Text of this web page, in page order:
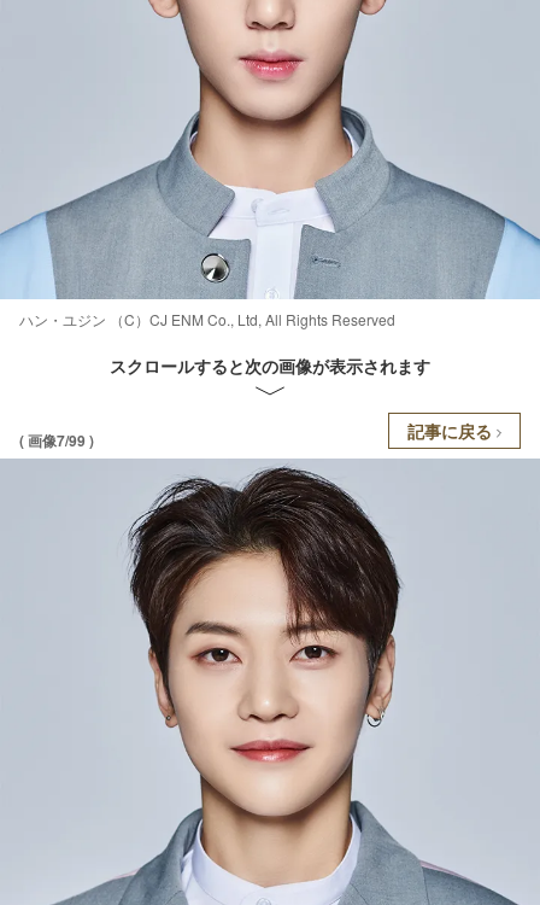
ハン・ユジン （C）CJ ENM Co., Ltd, All Rights Reserved
スクロールすると次の画像が表示されます
( 画像7/99 ) 記事に戻る